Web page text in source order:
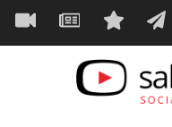
Salta
contenuto
Navigazione
principale